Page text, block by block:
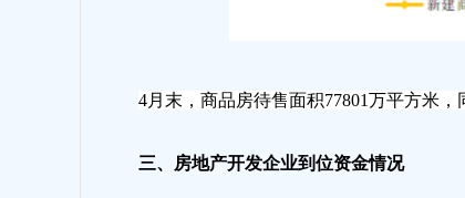
4月末，商品房待售面积77801万平方米，
三、房地产开发企业到位资金情况